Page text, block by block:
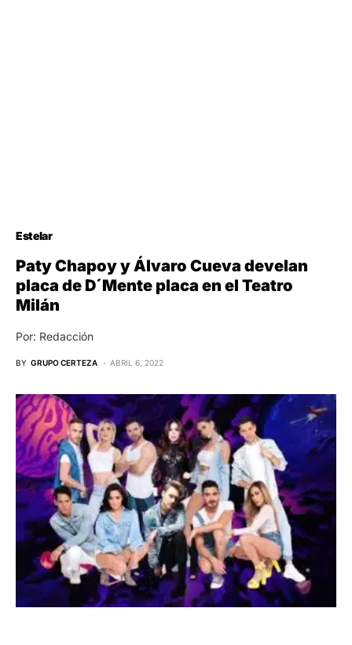
Estelar
Paty Chapoy y Álvaro Cueva develan
placa de D´Mente placa en el Teatro
Milán
Por: Redacción
BY GRUPO CERTEZA ABRIL 6, 2022